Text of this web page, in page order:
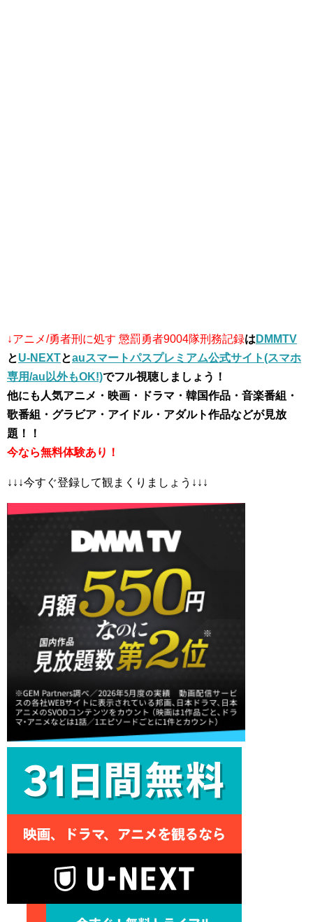
↓アニメ/勇者刑に処す 懲罰勇者9004隊刑務記録は DMMTV
とU-NEXTとauスマートパスプレミアム公式サイト(スマホ
専用/au以外もOK!)でフル視聴しましょう！
他にも人気アニメ・映画・ドラマ・韓国作品・音楽番組・
歌番組・グラビア・アイドル・アダルト作品などが見放
題！！
今なら無料体験あり！
↓↓↓今すぐ登録して観まくりましょう↓↓↓